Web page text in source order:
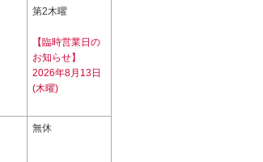
第2木曜
【臨時営業日の
お知らせ】
2026年8月13日
(木曜)
無休